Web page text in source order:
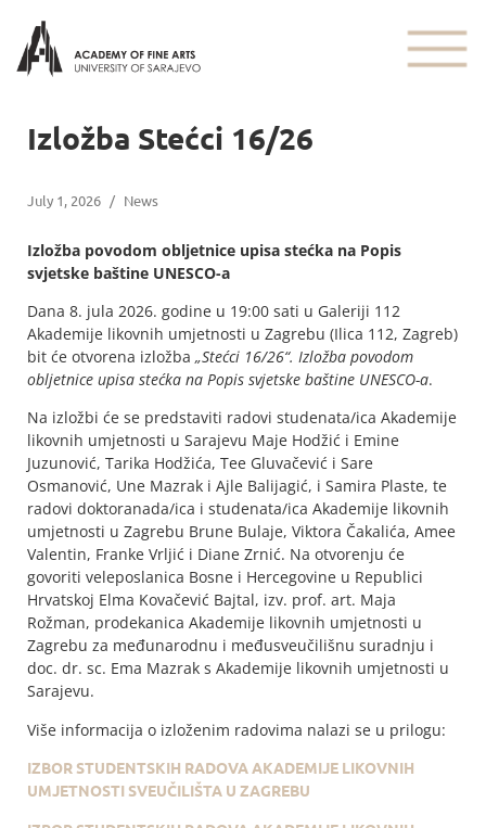
Izložba Stećci 16/26
July 1, 2026 / News
Izložba povodom obljetnice upisa stećka na Popis
svjetske baštine UNESCO-a
Dana 8. jula 2026. godine u 19:00 sati u Galeriji 112
Akademije likovnih umjetnosti u Zagrebu (Ilica 112, Zagreb)
bit će otvorena izložba „Stećci 16/26“. Izložba povodom
obljetnice upisa stećka na Popis svjetske baštine UNESCO-a.
Na izložbi će se predstaviti radovi studenata/ica Akademije
likovnih umjetnosti u Sarajevu Maje Hodžić i Emine
Juzunović, Tarika Hodžića, Tee Gluvačević i Sare
Osmanović, Une Mazrak i Ajle Balijagić, i Samira Plaste, te
radovi doktoranada/ica i studenata/ica Akademije likovnih
umjetnosti u Zagrebu Brune Bulaje, Viktora Čakalića, Amee
Valentin, Franke Vrljić i Diane Zrnić. Na otvorenju će
govoriti veleposlanica Bosne i Hercegovine u Republici
Hrvatskoj Elma Kovačević Bajtal, izv. prof. art. Maja
Rožman, prodekanica Akademije likovnih umjetnosti u
Zagrebu za međunarodnu i međusveučilišnu suradnju i
doc. dr. sc. Ema Mazrak s Akademije likovnih umjetnosti u
Sarajevu.
Više informacija o izloženim radovima nalazi se u prilogu:
IZBOR STUDENTSKIH RADOVA AKADEMIJE LIKOVNIH
UMJETNOSTI SVEUČILIŠTA U ZAGREBU